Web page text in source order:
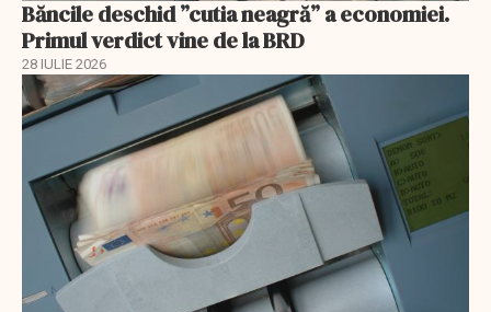
Băncile deschid ”cutia neagră” a economiei.
Primul verdict vine de la BRD
28 IULIE 2026